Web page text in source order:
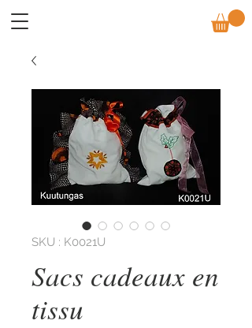
SKU : K0021U
Sacs cadeaux en
tissu